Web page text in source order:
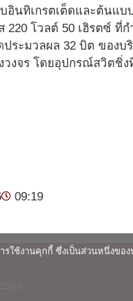
อินทิเกรตเต็ดและต้นแบ
โวลต์ 50 เฮิรตซ์ ที่ก
ระมวลผล 32 บิต ของบ
วงจร โดยอุปกรณ์สวิตชิ่ง
09:19
รใช้งานคุกกี้ ซึ่งเป็นส่วนหนึ่งข